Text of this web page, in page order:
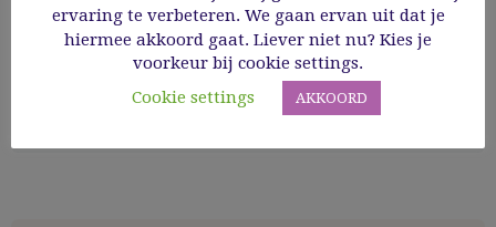
COMMENT
ervaring te verbeteren. We gaan ervan uit dat je
hiermee akkoord gaat. Liever niet nu? Kies je
voorkeur bij cookie settings.
Cookie settings
AKKOORD